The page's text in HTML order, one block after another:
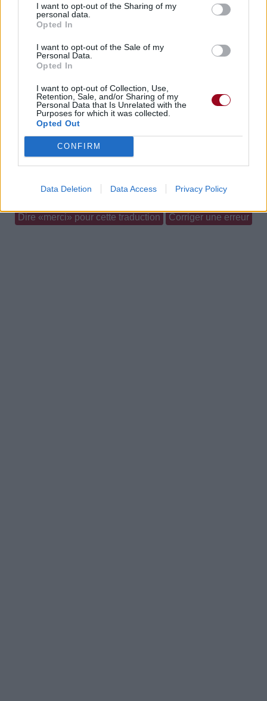
I want to opt-out of the Sharing of my
personal data.
Opted In
I want to opt-out of the Sale of my
Personal Data.
Opted In
I want to opt-out of Collection, Use,
Retention, Sale, and/or Sharing of my
Personal Data that Is Unrelated with the
Purposes for which it was collected.
Opted Out
CONFIRM
Data Deletion Data Access Privacy Policy
Chanson sans vidéo
Dire «merci» pour cette traduction Corriger une erreur